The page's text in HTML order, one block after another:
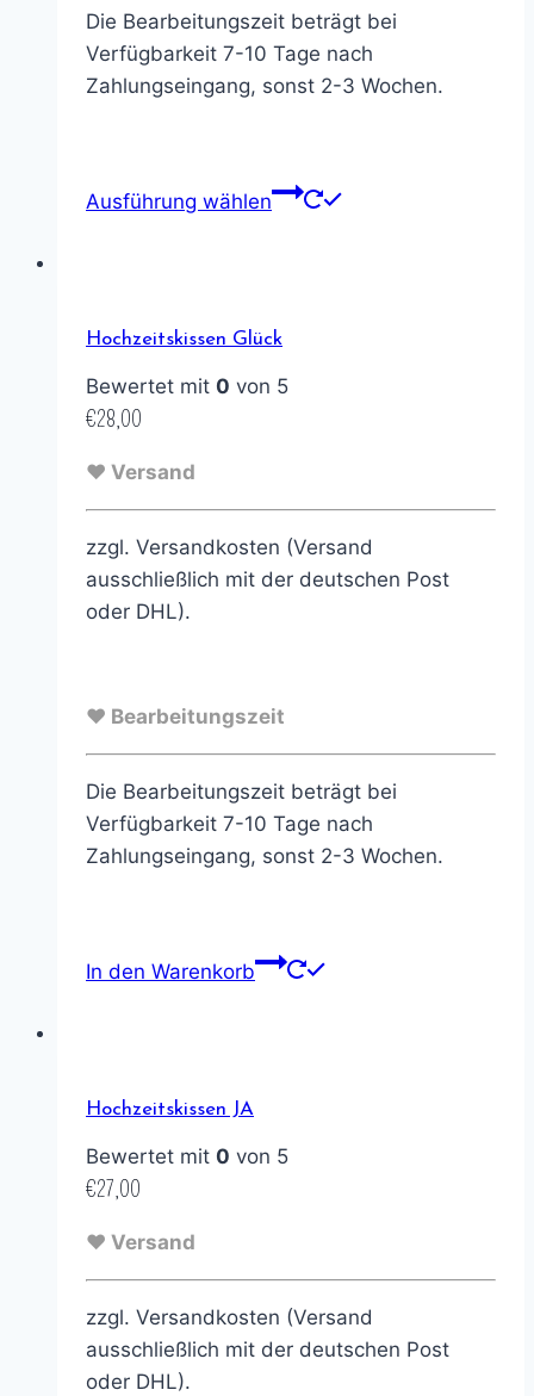
Die Bearbeitungszeit beträgt bei
Verfügbarkeit 7-10 Tage nach
Zahlungseingang, sonst 2-3 Wochen.
Ausführung wählen
Hochzeitskissen Glück
Bewertet mit 0 von 5
€28,00
♥ Versand
zzgl. Versandkosten (Versand
ausschließlich mit der deutschen Post
oder DHL).
♥ Bearbeitungszeit
Die Bearbeitungszeit beträgt bei
Verfügbarkeit 7-10 Tage nach
Zahlungseingang, sonst 2-3 Wochen.
In den Warenkorb
Hochzeitskissen JA
Bewertet mit 0 von 5
€27,00
♥ Versand
zzgl. Versandkosten (Versand
ausschließlich mit der deutschen Post
oder DHL).